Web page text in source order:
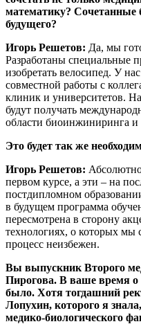
математику? Сочетанные
будущего?
Игорь Решетов: Да, мы
Разработаны специальные
изобретать велосипед. У
совместной работы с
клиник и университетов.
будут получать
области биоинжиниринга и
Это будет так же
Игорь Решетов:
первом курсе, а эти – на
постдипломном
в будущем программа
пересмотрена в сторону
технологиях, о которых мы
процесс неизбежен.
Вы выпускник Второго
Пирогова. В ваше время о
было. Хотя тогдашний
Лопухин, которого я
медико-биологического